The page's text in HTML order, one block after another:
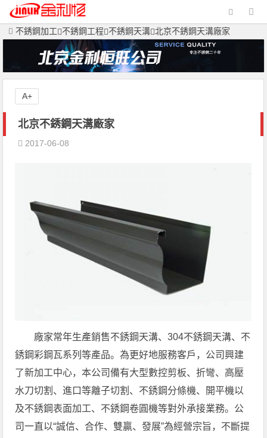
不銹鋼加工 不銹鋼工程 不銹鋼天溝 北京不銹鋼天溝廠家
北京不銹鋼天溝廠家
2017-06-08
廠家常年生產銷售不銹鋼天溝、304不銹鋼天溝、不
銹鋼彩鋼瓦系列等產品。為更好地服務客戶，公司興建
了新加工中心，本公司備有大型數控剪板、折彎、高壓
水刀切割、進口等離子切割、不銹鋼分條機、開平機以
及不銹鋼表面加工、不銹鋼卷圓機等對外承接業務。公
司一直以“誠信、合作、雙贏、發展”為經營宗旨，不斷提
A+